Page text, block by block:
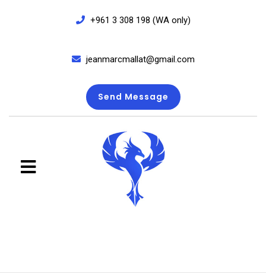
+961 3 308 198 (WA only)
jeanmarcmallat@gmail.com
Send Message
close
menu